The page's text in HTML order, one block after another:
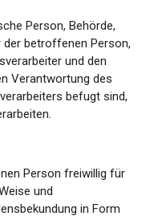
Person, Behörde,
der betroffenen Person,
und den
Verantwortung des
befugt sind,
Person freiwillig für
und
in Form